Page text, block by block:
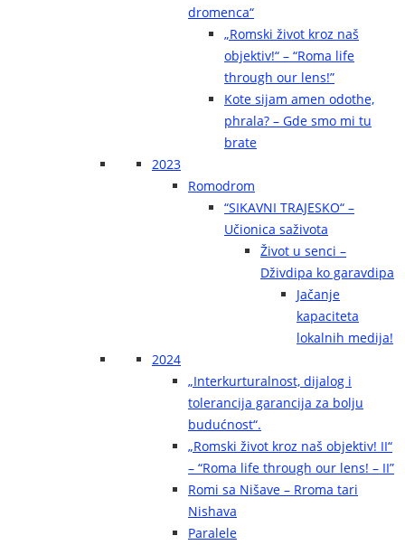
dromenca“
„Romski život kroz naš
objektiv!“ – “Roma life
through our lens!”
Kote sijam amen odothe,
phrala? – Gde smo mi tu
brate
2023
Romodrom
“SIKAVNI TRAJESKO“ –
Učionica saživota
Život u senci –
Dživdipa ko garavdipa
Jačanje
kapaciteta
lokalnih medija!
2024
„Interkurturalnost, dijalog i
tolerancija garancija za bolju
budućnost“.
„Romski život kroz naš objektiv! II“
– “Roma life through our lens! – II”
Romi sa Nišave – Rroma tari
Nishava
Paralele